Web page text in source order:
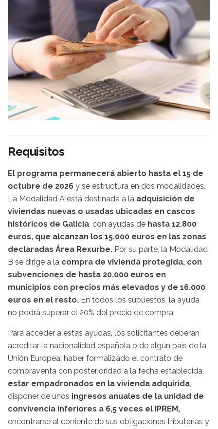
Requisitos
El programa permanecerá abierto hasta el 15 de
octubre de 2026 y se estructura en dos modalidades.
La Modalidad A está destinada a la adquisición de
viviendas nuevas o usadas ubicadas en cascos
históricos de Galicia, con ayudas de hasta 12.800
euros, que alcanzan los 15.000 euros en las zonas
declaradas Área Rexurbe. Por su parte, la Modalidad
B se dirige a la compra de vivienda protegida, con
subvenciones de hasta 20.000 euros en
municipios con precios más elevados y de 16.000
euros en el resto. En todos los supuestos, la ayuda
no podrá superar el 20% del precio de compra.
Para acceder a estas ayudas, los solicitantes deberán
acreditar la nacionalidad española o de algún país de la
Unión Europea, haber formalizado el contrato de
compraventa con posterioridad a la fecha establecida,
estar empadronados en la vivienda adquirida,
disponer de unos ingresos anuales de la unidad de
convivencia inferiores a 6,5 veces el IPREM,
encontrarse al corriente de sus obligaciones tributarias y